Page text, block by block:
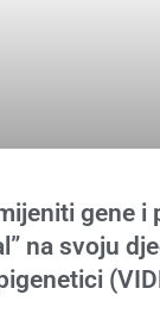
gene i
na svoju